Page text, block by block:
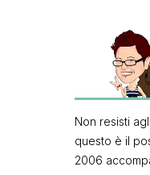
Non resisti
questo è il
2006